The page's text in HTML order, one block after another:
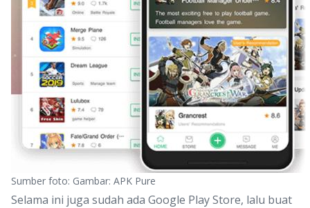
Sumber foto: Gambar: APK Pure
Selama ini juga sudah ada Google Play Store, lalu buat